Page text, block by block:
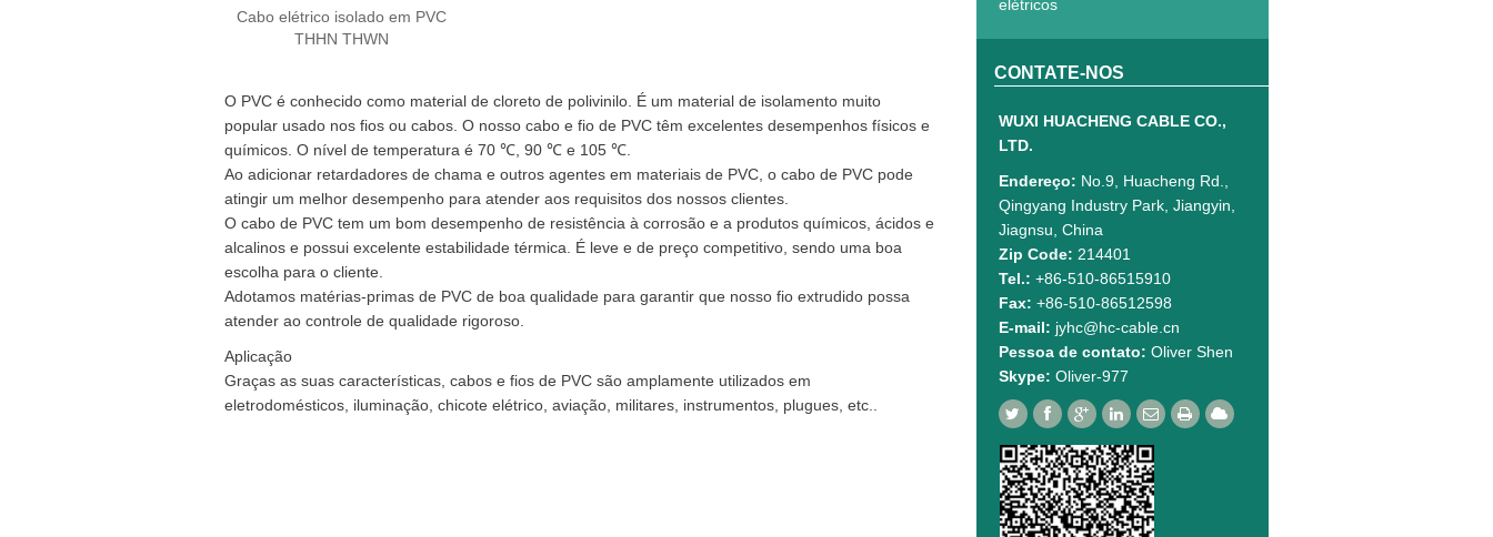
Cabo elétrico isolado em PVC
THHN THWN
O PVC é conhecido como material de cloreto de polivinilo. É um material de isolamento muito
popular usado nos fios ou cabos. O nosso cabo e fio de PVC têm excelentes desempenhos físicos e
químicos. O nível de temperatura é 70 ℃, 90 ℃ e 105 ℃.
Ao adicionar retardadores de chama e outros agentes em materiais de PVC, o cabo de PVC pode
atingir um melhor desempenho para atender aos requisitos dos nossos clientes.
O cabo de PVC tem um bom desempenho de resistência à corrosão e a produtos químicos, ácidos e
alcalinos e possui excelente estabilidade térmica. É leve e de preço competitivo, sendo uma boa
escolha para o cliente.
Adotamos matérias-primas de PVC de boa qualidade para garantir que nosso fio extrudido possa
atender ao controle de qualidade rigoroso.
Aplicação
Graças as suas características, cabos e fios de PVC são amplamente utilizados em
eletrodomésticos, iluminação, chicote elétrico, aviação, militares, instrumentos, plugues, etc..
elétricos
CONTATE-NOS
WUXI HUACHENG CABLE CO.,
LTD.
Endereço: No.9, Huacheng Rd.,
Qingyang Industry Park, Jiangyin,
Jiagnsu, China
Zip Code: 214401
Tel.: +86-510-86515910
Fax: +86-510-86512598
E-mail: jyhc@hc-cable.cn
Pessoa de contato: Oliver Shen
Skype: Oliver-977